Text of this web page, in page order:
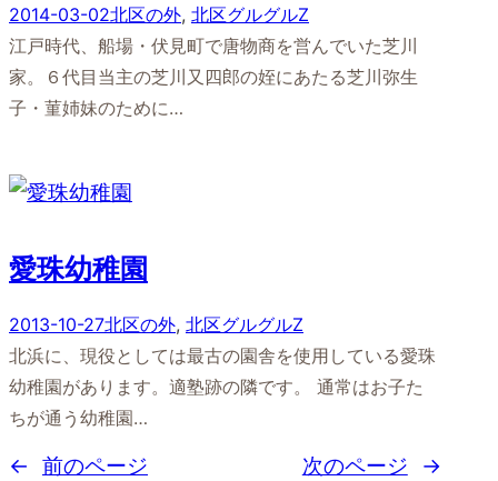
2014-03-02北区の外, 北区グルグルZ
江戸時代、船場・伏見町で唐物商を営んでいた芝川
家。６代目当主の芝川又四郎の姪にあたる芝川弥生
子・菫姉妹のために…
愛珠幼稚園
2013-10-27北区の外, 北区グルグルZ
北浜に、現役としては最古の園舎を使用している愛珠
幼稚園があります。適塾跡の隣です。 通常はお子た
ちが通う幼稚園…
← 前のページ 次のページ →